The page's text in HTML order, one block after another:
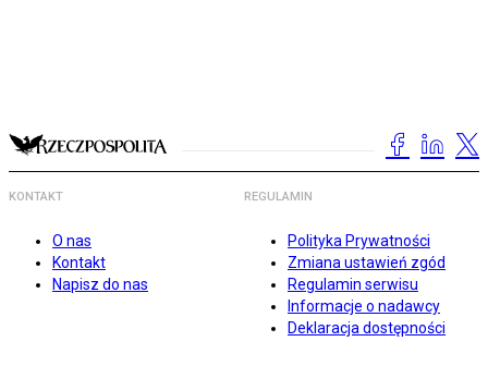
KONTAKT
O nas
Kontakt
Napisz do nas
REGULAMIN
Polityka Prywatności
Zmiana ustawień zgód
Regulamin serwisu
Informacje o nadawcy
Deklaracja dostępności